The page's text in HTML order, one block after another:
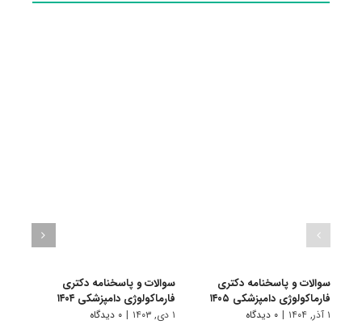
سوالات و پاسخنامه دکتری
فارماکولوژی دامپزشکی ۱۴۰۵
۱ آذر, ۱۴۰۴ | ۰ دیدگاه
سوالات و پاسخنامه دکتری
فارماکولوژی دامپزشکی ۱۴۰۴
۱ دی, ۱۴۰۳ | ۰ دیدگاه